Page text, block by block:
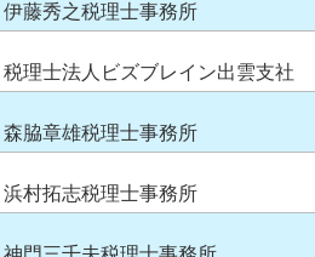
伊藤秀之税理士事務所
税理士法人ビズブレイン出雲支社
森脇章雄税理士事務所
浜村拓志税理士事務所